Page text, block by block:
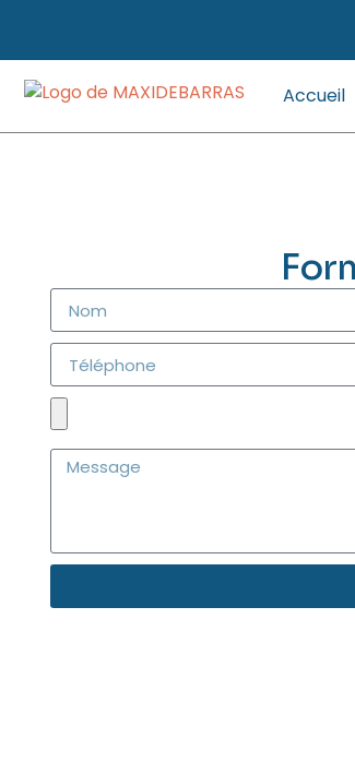
Accueil